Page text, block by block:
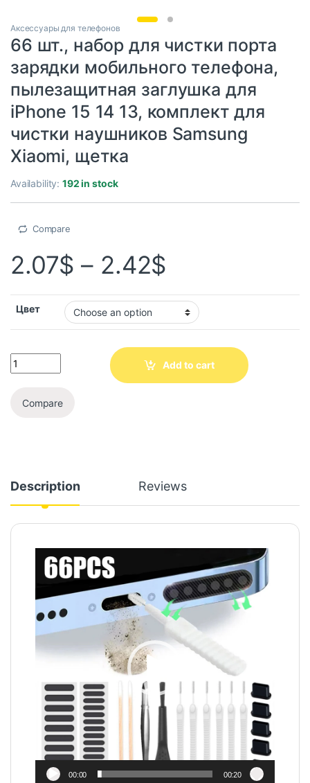
Аксессуары для телефонов
66 шт., набор для чистки порта
зарядки мобильного телефона,
пылезащитная заглушка для
iPhone 15 14 13, комплект для
чистки наушников Samsung
Xiaomi, щетка
Availability:192 in stock
Compare
2.07$ – 2.42$
Цвет
Add to cart
Compare
Description Reviews
Video
Player
00:00 00:20